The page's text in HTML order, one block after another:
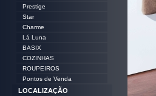
Prestige
Star
Charme
Lá Luna
BASIX
COZINHAS
ROUPEIROS
Pontos de Venda
LOCALIZAÇÃO